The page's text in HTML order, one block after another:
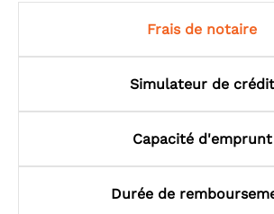
Frais de notaire
Simulateur de crédit
Capacité d'emprunt
Durée de